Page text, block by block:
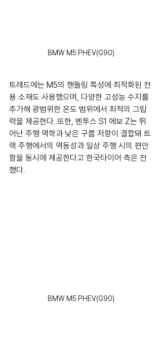
BMW M5 PHEV(G90)
트레드에는 M5의 핸들링 특성에 최적화된 전
용 소재도 사용했으며, 다양한 고성능 수지를
추가해 광범위한 온도 범위에서 최적의 그립
력을 제공한다. 또한, 벤투스 S1 에보 Z는 뛰
어난 주행 역학과 낮은 구름 저항이 결합돼 트
랙 주행에서의 역동성과 일상 주행 시의 편안
함을 동시에 제공한다고 한국타이어 측은 전
했다.
BMW M5 PHEV(G90)